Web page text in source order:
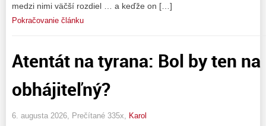
medzi nimi väčší rozdiel … a keďže on […]
Pokračovanie článku
Atentát na tyrana: Bol by ten
obhájiteľný?
6. augusta 2026, Prečítané 335x, Karol